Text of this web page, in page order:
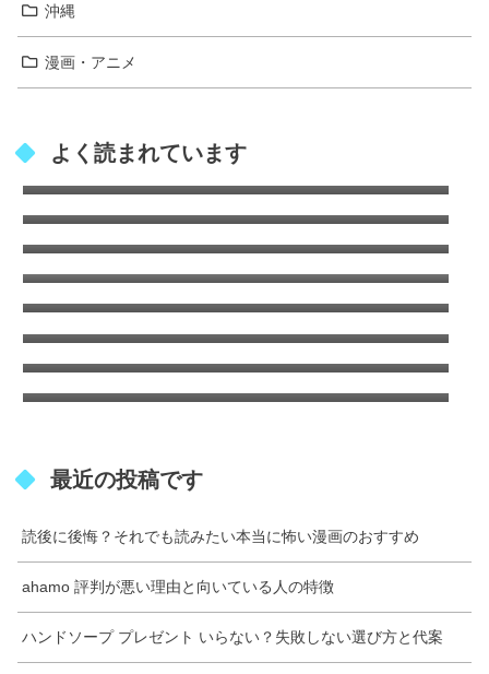
沖縄
漫画・アニメ
よく読まれています
レターパックは速達扱いになる？通常郵便よ
り早く届けるコツ！
ドを徹底解説
の関係を総まとめ
安河内眞美 夫はいる？独身の真相と噂を解説
怪奇現象とは？
少しオタクな徹底解説
すべき浴室の特徴
真相
最近の投稿です
読後に後悔？それでも読みたい本当に怖い漫画のおすすめ
ahamo 評判が悪い理由と向いている人の特徴
ハンドソープ プレゼント いらない？失敗しない選び方と代案